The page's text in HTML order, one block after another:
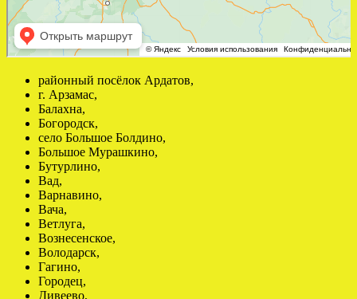
районный посёлок Ардатов,
г. Арзамас,
Балахна,
Богородск,
село Большое Болдино,
Большое Мурашкино,
Бутурлино,
Вад,
Варнавино,
Вача,
Ветлуга,
Вознесенское,
Володарск,
Гагино,
Городец,
Дивеево,